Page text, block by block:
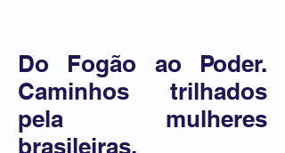
Do Fogão ao Poder.
Caminhos trilhados
pela mulheres
brasileiras.